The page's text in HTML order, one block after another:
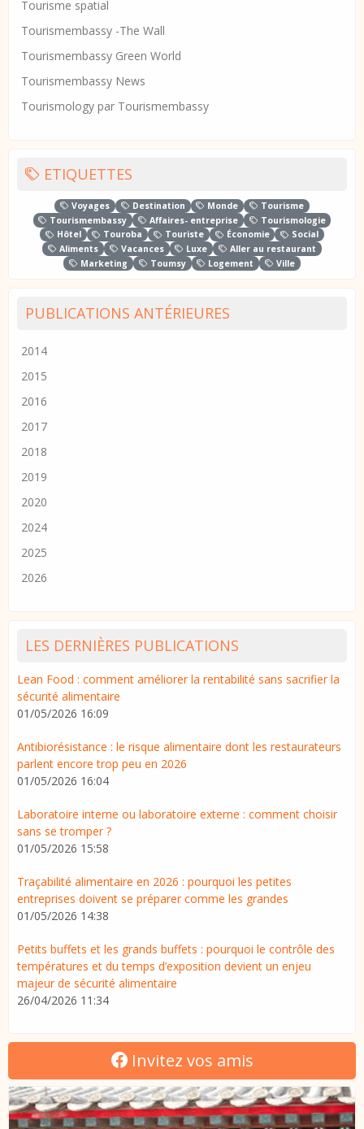
Tourisme spatial
Tourismembassy -The Wall
Tourismembassy Green World
Tourismembassy News
Tourismology par Tourismembassy
ETIQUETTES
Voyages Destination Monde
Tourisme
Tourismembassy
Affaires- entreprise
Tourismologie
Hôtel
Touroba Touriste Économie
Social
Aliments
Vacances Luxe
Aller au restaurant
Marketing
Toumsy Logement Ville
PUBLICATIONS ANTÉRIEURES
2014
2015
2016
2017
2018
2019
2020
2024
2025
2026
LES DERNIÈRES PUBLICATIONS
Lean Food : comment améliorer la rentabilité sans sacrifier la
sécurité alimentaire
01/05/2026 16:09
Antibiorésistance : le risque alimentaire dont les restaurateurs
parlent encore trop peu en 2026
01/05/2026 16:04
Laboratoire interne ou laboratoire externe : comment choisir
sans se tromper ?
01/05/2026 15:58
Traçabilité alimentaire en 2026 : pourquoi les petites
entreprises doivent se préparer comme les grandes
01/05/2026 14:38
Petits buffets et les grands buffets : pourquoi le contrôle des
températures et du temps d’exposition devient un enjeu
majeur de sécurité alimentaire
26/04/2026 11:34
Invitez vos amis